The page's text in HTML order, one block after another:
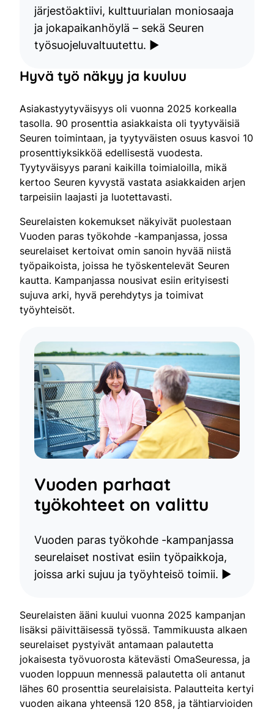
järjestöaktiivi, kulttuurialan moniosaaja
ja jokapaikanhöylä – sekä Seuren
työsuojeluvaltuutettu. ▶
Hyvä työ näkyy ja kuuluu
Asiakastyytyväisyys oli vuonna 2025 korkealla
tasolla. 90 prosenttia asiakkaista oli tyytyväisiä
Seuren toimintaan, ja tyytyväisten osuus kasvoi 10
prosenttiyksikköä edellisestä vuodesta.
Tyytyväisyys parani kaikilla toimialoilla, mikä
kertoo Seuren kyvystä vastata asiakkaiden arjen
tarpeisiin laajasti ja luotettavasti.
Seurelaisten kokemukset näkyivät puolestaan
Vuoden paras työkohde -kampanjassa, jossa
seurelaiset kertoivat omin sanoin hyvää niistä
työpaikoista, joissa he työskentelevät Seuren
kautta. Kampanjassa nousivat esiin erityisesti
sujuva arki, hyvä perehdytys ja toimivat
työyhteisöt.
Vuoden parhaat
työkohteet on valittu
Vuoden paras työkohde -kampanjassa
seurelaiset nostivat esiin työpaikkoja,
joissa arki sujuu ja työyhteisö toimii. ▶
Seurelaisten ääni kuului vuonna 2025 kampanjan
lisäksi päivittäisessä työssä. Tammikuusta alkaen
seurelaiset pystyivät antamaan palautetta
jokaisesta työvuorosta kätevästi OmaSeuressa, ja
vuoden loppuun mennessä palautetta oli antanut
lähes 60 prosenttia seurelaisista. Palautteita kertyi
vuoden aikana yhteensä 120 858, ja tähtiarvioiden